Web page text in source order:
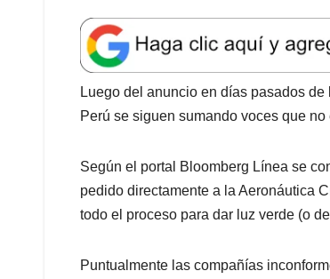
a
t
s
A
p
e
b
o
o
k
e
d
I
l
e
a
d
s
Luego del anuncio en días pasados
Perú se siguen sumando voces que
Según el portal Bloomberg Línea se
pedido directamente a la Aeronáutica
todo el proceso para dar luz verde (o
Puntualmente las compañías